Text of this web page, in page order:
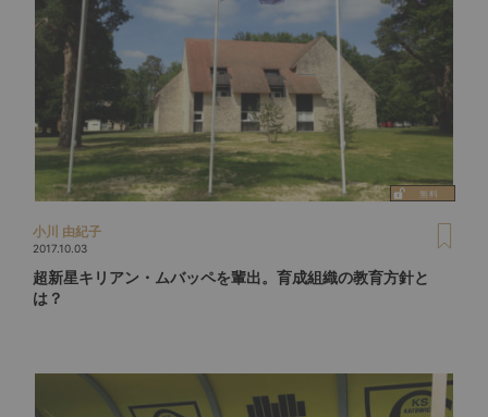
小川 由紀子
2017.10.03
超新星キリアン・ムバッペを輩出。育成組織の教育方針と
は？